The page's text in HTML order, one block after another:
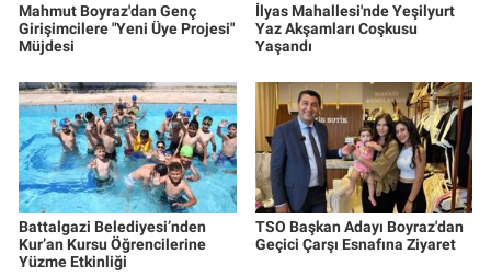
Mahmut Boyraz'dan Genç
Girişimcilere "Yeni Üye Projesi"
Müjdesi
İlyas Mahallesi'nde Yeşilyurt
Yaz Akşamları Coşkusu
Yaşandı
Battalgazi Belediyesi’nden
Kur’an Kursu Öğrencilerine
Yüzme Etkinliği
TSO Başkan Adayı Boyraz'dan
Geçici Çarşı Esnafına Ziyaret